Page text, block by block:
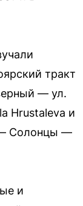
тракт
— ул.
Hrustaleva и
Солонцы —
и